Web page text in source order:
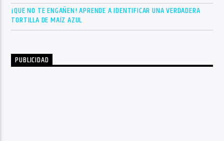
¡QUE NO TE ENGAÑEN! APRENDE A IDENTIFICAR UNA VERDADERA
TORTILLA DE MAÍZ AZUL
PUBLICIDAD